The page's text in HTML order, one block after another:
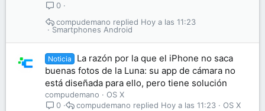
0
Smartphones Android
Hoy a las 11:23
compudemano
Noticia
La razón por la que el iPhone no saca
buenas fotos de la Luna: su app de cámara no
está diseñada para ello, pero tiene solución
compudemano
OS X
0
OS X
Hoy a las 11:23
compudemano